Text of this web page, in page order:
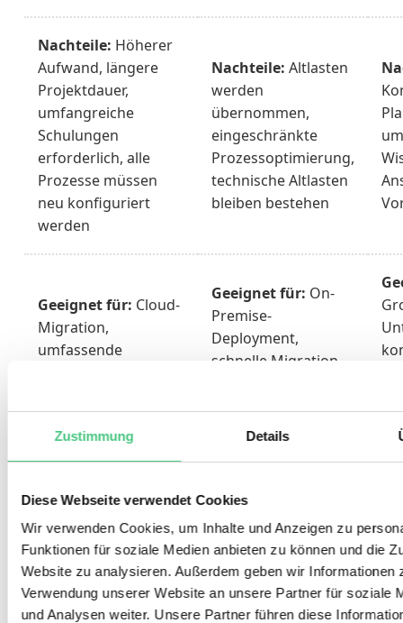
Zustimmung Details
Diese Webseite verwendet Cookies
Wir verwenden Cookies, um Inhalte und Anzeigen zu
Funktionen für soziale Medien anbieten zu können und die
Website zu analysieren. Außerdem geben wir Informationen
Verwendung unserer Website an unsere Partner für soziale
und Analysen weiter. Unsere Partner führen diese
Nachteile: Höherer
Aufwand, längere
Projektdauer,
umfangreiche
Schulungen
erforderlich, alle
Prozesse müssen
neu konfiguriert
werden
Nachteile: Altlasten
werden
übernommen,
eingeschränkte
Prozessoptimierung,
technische Altlasten
bleiben bestehen
Geeignet für: Cloud-
Migration,
umfassende
stark veralteten
Prozessen
Geeignet für: On-
Premise-
Deployment,
schnelle Migration,
gut
funktionierenden
Cloud ERP vs. On Premise:
Deployment-Optionen für
SAP S/4HANA